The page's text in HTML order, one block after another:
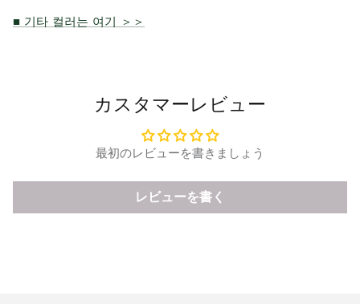
■ 기타 컬러는 여기 ＞＞
カスタマーレビュー
最初のレビューを書きましょう
レビューを書く